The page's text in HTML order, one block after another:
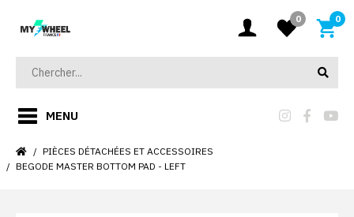
0 0
MENU
PIÈCES DÉTACHÉES ET ACCESSOIRES
BEGODE MASTER BOTTOM PAD - LEFT